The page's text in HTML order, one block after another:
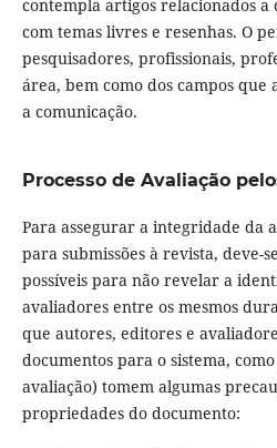
contempla artigos relacionados a
com temas livres e resenhas. O
pesquisadores, profissionais,
área, bem como dos campos
a comunicação.
Processo de Avaliação
Para assegurar a integridade da
para submissões à revista, deve-
possíveis para não revelar a
avaliadores entre os mesmos
que autores, editores e
documentos para o sistema,
avaliação) tomem algumas
propriedades do documento: